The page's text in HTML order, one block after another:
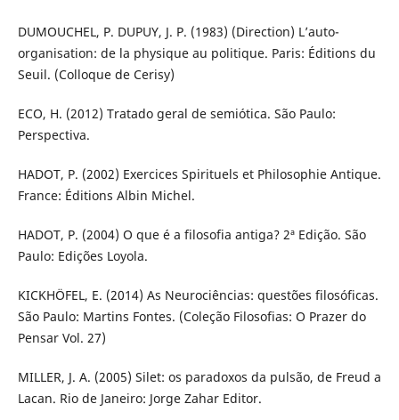
DUMOUCHEL, P. DUPUY, J. P. (1983) (Direction) L’auto-
organisation: de la physique au politique. Paris: Éditions du
Seuil. (Colloque de Cerisy)
ECO, H. (2012) Tratado geral de semiótica. São Paulo:
Perspectiva.
HADOT, P. (2002) Exercices Spirituels et Philosophie Antique.
France: Éditions Albin Michel.
HADOT, P. (2004) O que é a filosofia antiga? 2ª Edição. São
Paulo: Edições Loyola.
KICKHÖFEL, E. (2014) As Neurociências: questões filosóficas.
São Paulo: Martins Fontes. (Coleção Filosofias: O Prazer do
Pensar Vol. 27)
MILLER, J. A. (2005) Silet: os paradoxos da pulsão, de Freud a
Lacan. Rio de Janeiro: Jorge Zahar Editor.